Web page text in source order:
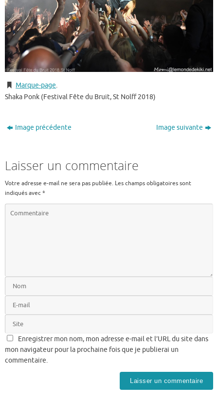
Marque-page.
Shaka Ponk (Festival Fête du Bruit, St Nolff 2018)
Image précédente Image suivante
Laisser un commentaire
Votre adresse e-mail ne sera pas publiée. Les champs obligatoires sont
indiqués avec*
Enregistrer mon nom, mon adresse e-mail et l’URL du site dans
mon navigateur pour la prochaine fois que je publierai un
commentaire.